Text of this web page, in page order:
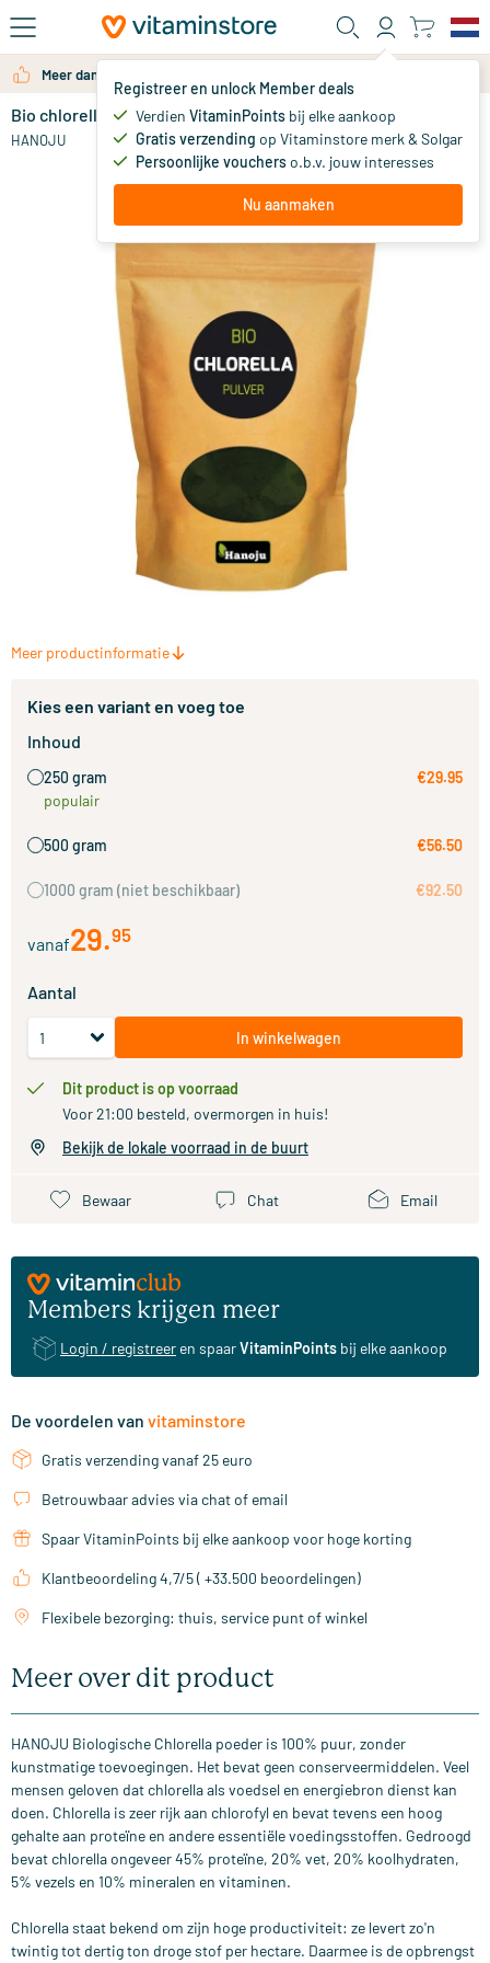
Ga naar de hoofdinhoud
Registreer en unlock Member deals
Verdien VitaminPoints bij elke aankoop
Gratis verzending op Vitaminstore merk & Solgar
Persoonlijke voucherso.b.v. jouw interesses
Nu aanmaken
Meer dan 325.000 tevreden klanten per jaar
Bio chlorella poeder
HANOJU vanaf 29.
Meer productinformatie
Kies een variant en voeg toe
Inhoud
250 gram
populair
€29.95
500 gram €56.50
1000 gram (niet beschikbaar) €92.50
vanaf29.95
Aantal
In winkelwagen
Dit product is op voorraad
Voor 21:00 besteld, overmorgen in huis!
Bekijk de lokale voorraad in de buurt
Bewaar Chat Email
Members krijgen meer
Login / registreer en spaarVitaminPoints bij elke aankoop
De voordelen van vitaminstore
Gratis verzending vanaf 25 euro
Betrouwbaar advies via chat of email
Spaar VitaminPoints bij elke aankoop voor hoge korting
Klantbeoordeling 4,7/5 ( +33.500 beoordelingen)
Flexibele bezorging: thuis, service punt of winkel
Meer over dit product
HANOJU Biologische Chlorella poeder is 100% puur, zonder
kunstmatige toevoegingen. Het bevat geen conserveermiddelen. Veel
mensen geloven dat chlorella als voedsel en energiebron dienst kan
doen. Chlorella is zeer rijk aan chlorofyl en bevat tevens een hoog
gehalte aan proteïne en andere essentiële voedingsstoffen. Gedroogd
bevat chlorella ongeveer 45% proteïne, 20% vet, 20% koolhydraten,
5% vezels en 10% mineralen en vitaminen.
Chlorella staat bekend om zijn hoge productiviteit: ze levert zo'n
twintig tot dertig ton droge stof per hectare. Daarmee is de opbrengst